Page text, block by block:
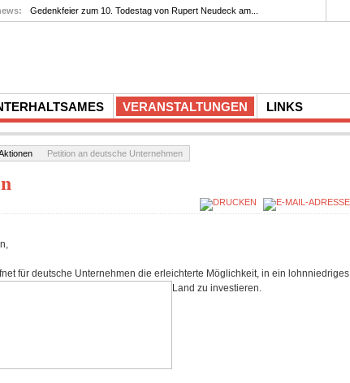
VERANSTALTUNGEN LINKS
Gedenkfeier zum 10. Todestag von Rupert Neudeck am...
Petition an deutsche Unternehmen
für deutsche Unternehmen die erleichterte Möglichkeit, in ein lohnniedriges
Land zu investieren.